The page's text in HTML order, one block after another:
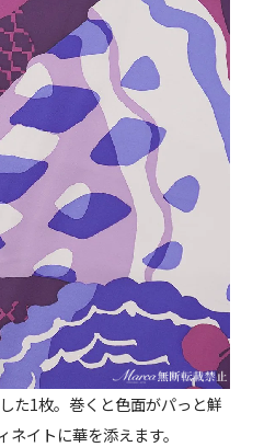
た1枚。巻くと色面がパっと鮮
イトに華を添えます。